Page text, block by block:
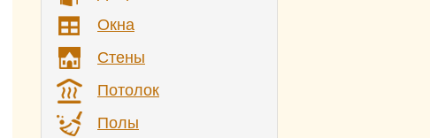
Окна
Стены
Потолок
Полы